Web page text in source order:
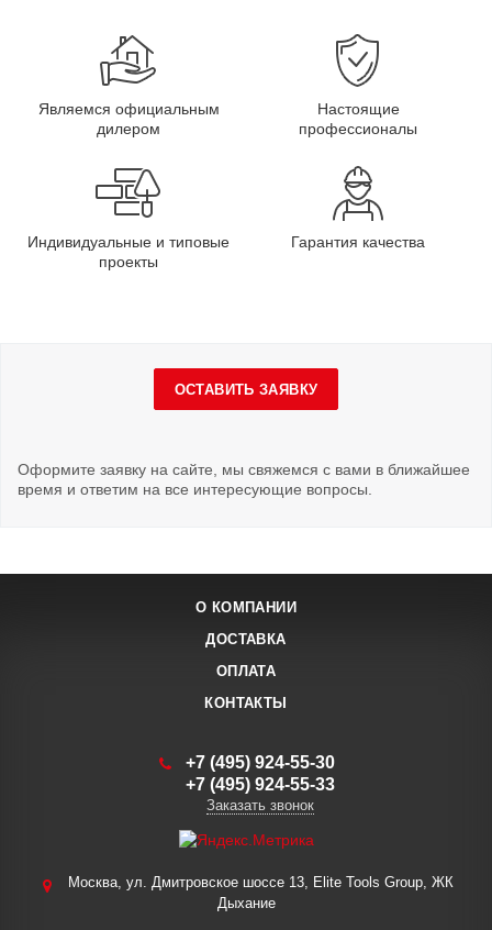
Являемся официальным
дилером
Настоящие
профессионалы
Индивидуальные и типовые
проекты
Гарантия качества
ОСТАВИТЬ ЗАЯВКУ
Оформите заявку на сайте, мы свяжемся с вами в ближайшее
время и ответим на все интересующие вопросы.
О КОМПАНИИ
ДОСТАВКА
ОПЛАТА
КОНТАКТЫ
+7 (495) 924-55-30
+7 (495) 924-55-33
Заказать звонок
Москва, ул. Дмитровское шоссе 13, Elite Tools Group, ЖК
Дыхание